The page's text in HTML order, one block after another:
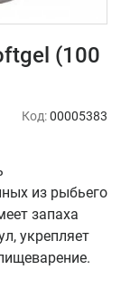
(100
Код:00005383
из рыбьего
запаха
укрепляет